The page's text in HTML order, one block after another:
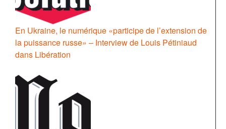
En Ukraine, le numérique «participe de l’extension de
la puissance russe» – Interview de Louis Pétiniaud
dans Libération